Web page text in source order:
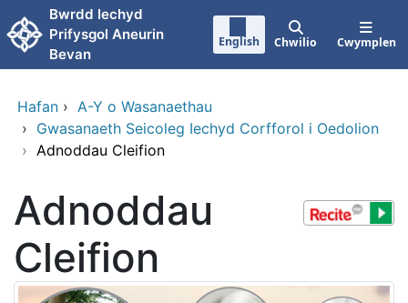
Neidio i'r prif gynnwy
Bwrdd Iechyd
Prifysgol Aneurin
Bevan
English Chwilio Cwymplen
Hafan › A-Y o Wasanaethau
› Gwasanaeth Seicoleg Iechyd Corfforol i Oedolion
› Adnoddau Cleifion
Adnoddau
Cleifion